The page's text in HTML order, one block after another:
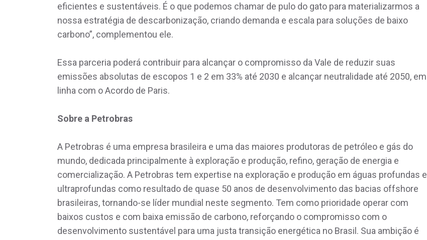
eficientes e sustentáveis. É o que podemos chamar de pulo do gato para materializarmos a
nossa estratégia de descarbonização, criando demanda e escala para soluções de baixo
carbono”, complementou ele.
Essa parceria poderá contribuir para alcançar o compromisso da Vale de reduzir suas
emissões absolutas de escopos 1 e 2 em 33% até 2030 e alcançar neutralidade até 2050, em
linha com o Acordo de Paris.
Sobre a Petrobras
A Petrobras é uma empresa brasileira e uma das maiores produtoras de petróleo e gás do
mundo, dedicada principalmente à exploração e produção, refino, geração de energia e
comercialização. A Petrobras tem expertise na exploração e produção em águas profundas e
ultraprofundas como resultado de quase 50 anos de desenvolvimento das bacias offshore
brasileiras, tornando-se líder mundial neste segmento. Tem como prioridade operar com
baixos custos e com baixa emissão de carbono, reforçando o compromisso com o
desenvolvimento sustentável para uma justa transição energética no Brasil. Sua ambição é